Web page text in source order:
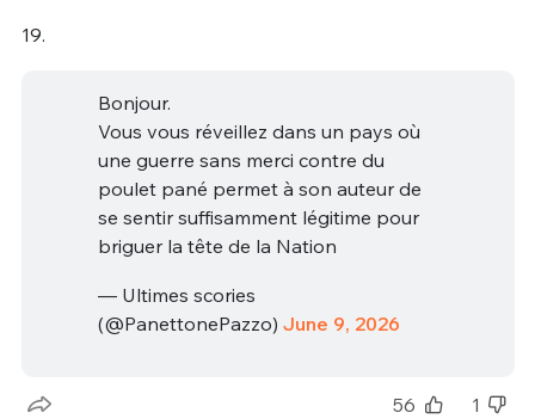
19.
Bonjour.
Vous vous réveillez dans un pays où
une guerre sans merci contre du
poulet pané permet à son auteur de
se sentir suffisamment légitime pour
briguer la tête de la Nation
— Ultimes scories
(@PanettonePazzo) June 9, 2026
56 1